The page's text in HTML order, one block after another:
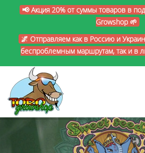
📢 Акция 20% от суммы товаров в
Growshop 🌱
🌌 Отправляем как в Россию и
беспроблемным маршрутам, так и в